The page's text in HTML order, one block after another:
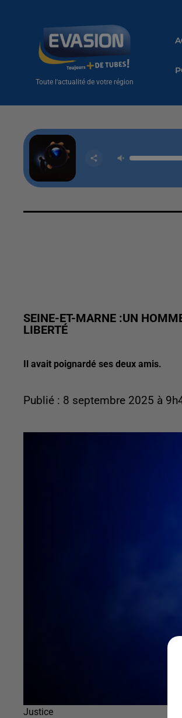
Toute l'actualité de votre région
SEINE-ET-MARNE :UN
LIBERTÉ
Il avait poignardé ses deux amis.
Publié : 8 septembre 2025 à
Justice